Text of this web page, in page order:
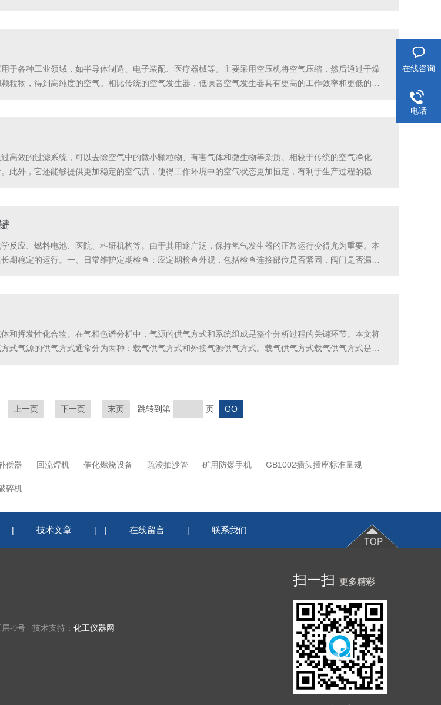
于各种工业领域，如半导体制造、电子装配、医疗器械等。主要采用空压机将空气压缩，然后通过干燥
粒物，得到高纯度的空气。相比传统的空气发生器，低噪音空气发生器具有更高的工作效率和更低的噪
高效的过滤系统，可以去除空气中的微小颗粒物、有害气体和微生物等杂质。相较于传统的空气净化
此外，它还能够提供更加稳定的空气流，使得工作环境中的空气状态更加恒定，有利于生产过程的稳定
反应、燃料电池、医院、科研机构等。由于其用途广泛，保持氢气发生器的正常运行变得尤为重要。本
期稳定的运行。一、日常维护定期检查：应定期检查外观，包括检查连接部位是否紧固，阀门是否漏
和挥发性化合物。在气相色谱分析中，气源的供气方式和系统组成是整个分析过程的关键环节。本文将
式气源的供气方式通常分为两种：载气供气方式和外接气源供气方式。载气供气方式载气供气方式是将
上一页 下一页 末页 跳转到第 页
偿器 回流焊机 催化燃烧设备 疏浚抽沙管 矿用防爆手机 GB1002插头插座标准量规
碎机
| 技术文章 | | 在线留言 | 联系我们
-9号 技术支持： 化工仪器网
扫一扫 更多精彩
在线咨询
电话